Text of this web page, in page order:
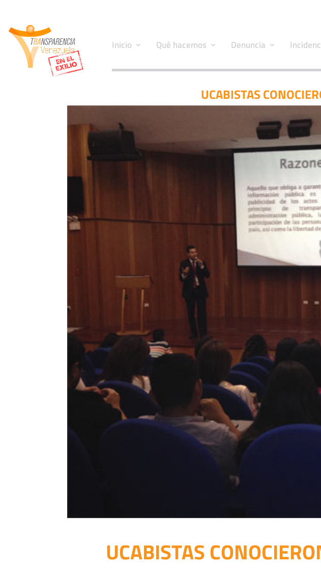
Inicio Qué hacemos Denuncia
UCABISTAS
UCABISTAS